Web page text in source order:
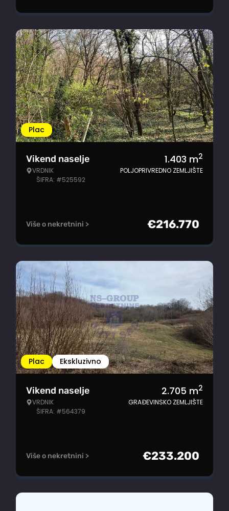
Plac
Vikend naselje
VRDNIK
ŠIFRA: #525592
1.403 m2
POLJOPRIVREDNO ZEMLJIŠTE
Više o nekretnini > €216.770
Plac Ekskluzivno
Vikend naselje
VRDNIK
ŠIFRA: #564379
2.705 m2
GRAĐEVINSKO ZEMLJIŠTE
Više o nekretnini > €233.200